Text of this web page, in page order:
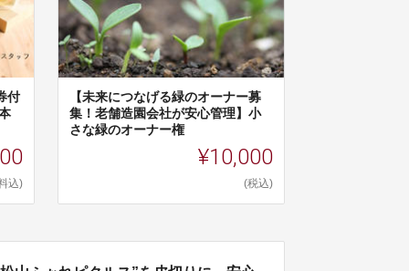
付
込)
【未来につなげる緑のオーナー募
集！老舗造園会社が安心管理】小
さな緑のオーナー権
¥10,000
(税込)